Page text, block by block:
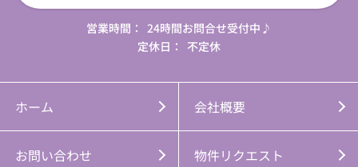
営業時間： 24時間お問合せ受付中♪
定休日：
不定休
ホーム 会社概要
お問い合わせ 物件リクエスト